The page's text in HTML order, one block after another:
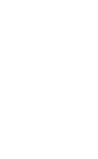
Teknoloji Motor